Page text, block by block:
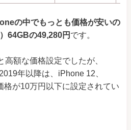
の中でもっとも価格が安いの
64GBの49,280円 です。
額な価格設定でしたが、
年以降は、iPhone 12、
格が10万円以下に設定されてい